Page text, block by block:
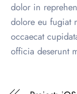
dolor in
dolore eu fugiat
occaecat
officia deserunt